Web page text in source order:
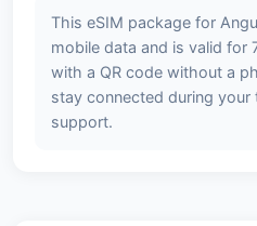
This eSIM package for
mobile data and is valid for
with a QR code without a
stay connected during
support.